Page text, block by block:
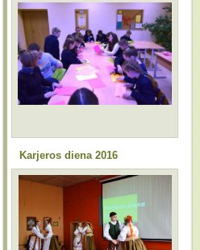
Karjeros diena 2016